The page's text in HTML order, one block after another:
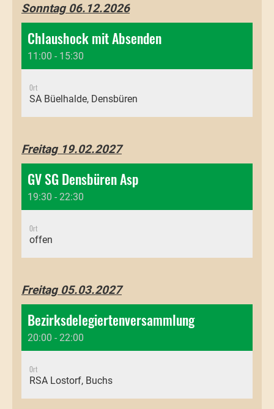
Sonntag 06.12.2026
Chlaushock mit Absenden
11:00 - 15:30
Ort
SA Büelhalde, Densbüren
Freitag 19.02.2027
GV SG Densbüren Asp
19:30 - 22:30
Ort
offen
Freitag 05.03.2027
Bezirksdelegiertenversammlung
20:00 - 22:00
Ort
RSA Lostorf, Buchs